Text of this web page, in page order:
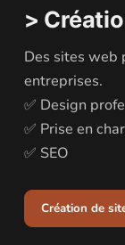
>
Des sites web
entreprises.
✅ Design
✅ Prise en
✅ SEO
Création de